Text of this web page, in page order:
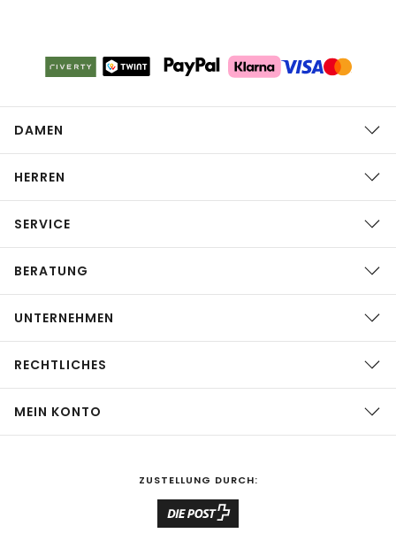
DAMEN
HERREN
SERVICE
BERATUNG
UNTERNEHMEN
RECHTLICHES
MEIN KONTO
ZUSTELLUNG DURCH: